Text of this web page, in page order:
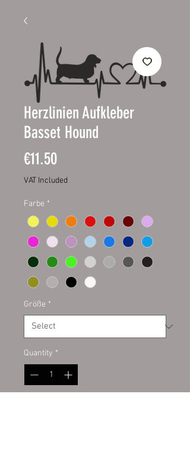
Herzlinien Aufkleber
Basset Hound
€11.50Price
VAT Included
Farbe *
Größe *
Quantity *